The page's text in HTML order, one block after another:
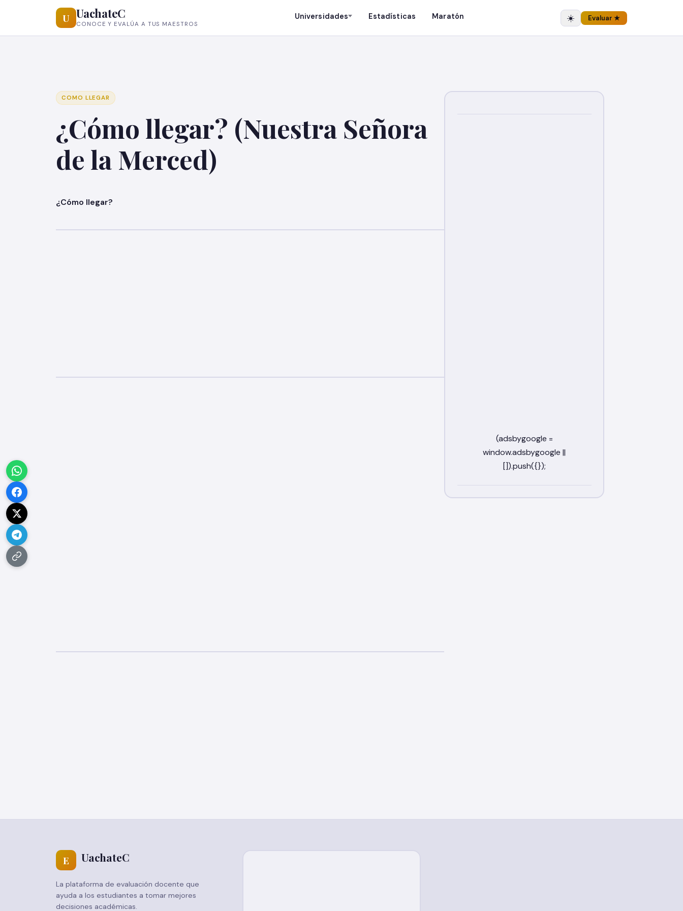
U UachateC
CONOCE Y EVALÚA A TUS MAESTROS
Universidades Estadísticas Maratón ☀️ Evaluar ★
COMO LLEGAR
¿Cómo llegar? (Nuestra Señora
de la Merced)
¿Cómo llegar?
E UachateC
La plataforma de evaluación docente que
ayuda a los estudiantes a tomar mejores
decisiones académicas.